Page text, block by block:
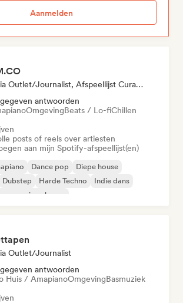
Aanmelden
Media Outlet/Journalist, Afspeellijst Curator
antwoorden
OmgevingBeats / Lo-fiChillen
posts of reels over artiesten
aan mijn Spotify-afspeellijst(en)
Dance pop
Diepe house
Dubstep Harde Techno
Indie dans
house
Outlet/Journalist
antwoorden
Huis / AmapianoOmgevingBasmuziek